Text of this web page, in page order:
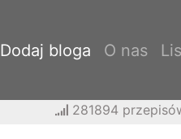
Dodaj bloga O nas
281894